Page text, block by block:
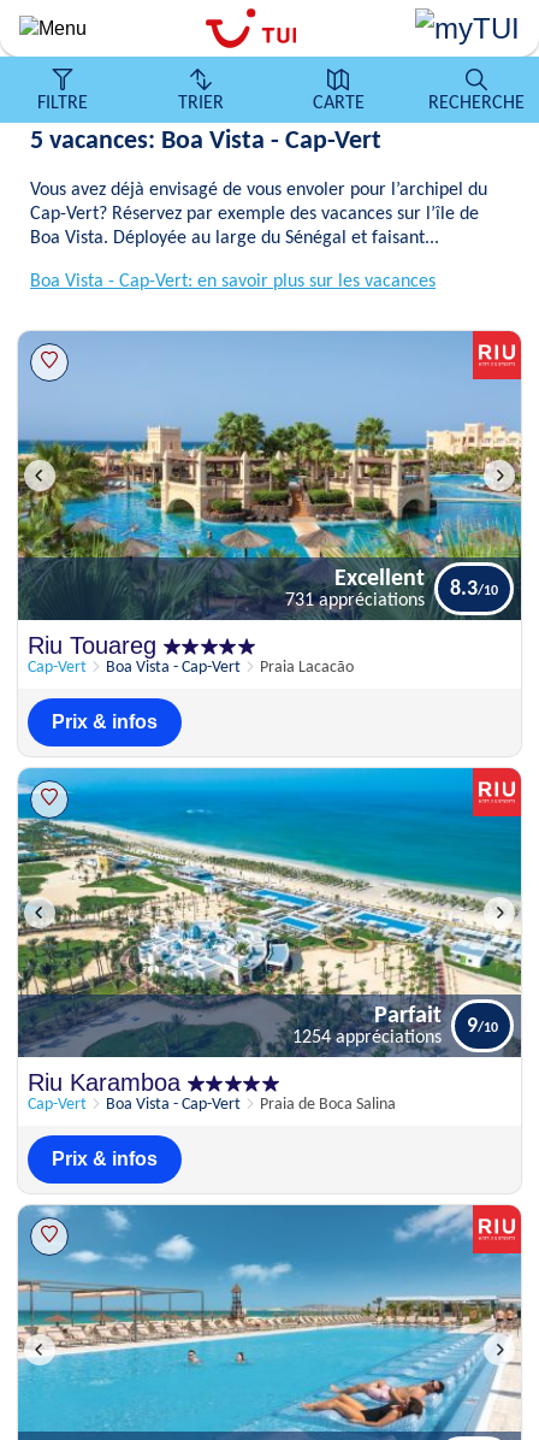
Aller
au
contenu
principal
FILTRE TRIER CARTE RECHERCHE
5 vacances: Boa Vista - Cap-Vert
Vous avez déjà envisagé de vous envoler pour l’archipel du
Cap-Vert? Réservez par exemple des vacances sur l’île de
Boa Vista. Déployée au large du Sénégal et faisant...
Boa Vista - Cap-Vert: en savoir plus sur les vacances
731 appréciations
Riu Touareg
Cap-Vert Boa Vista - Cap-Vert Praia Lacacão
Excellent
731 appréciations
8.3
Prix & infos
1254 appréciations
Riu Karamboa
Cap-Vert Boa Vista - Cap-Vert Praia de Boca Salina
Parfait
1254 appréciations
9
Prix & infos